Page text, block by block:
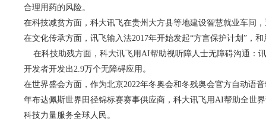
合理用药的风险。
在科技减贫方面，科大讯飞在贵州大方县等地建设智慧就业车间
在文化传承方面，讯飞输入法2017年开始发起“方言保护计划”，
在科技助残方面，科大讯飞用AI帮助视听障人士无障碍沟通：
开发者开发出2.9万个无障碍应用。
在世界盛会方面，作为北京2022年冬奥会和冬残奥会官方自动语
年布达佩斯世界田径锦标赛赛事供应商，科大讯飞用AI帮助全世
科技力量服务全球人民。